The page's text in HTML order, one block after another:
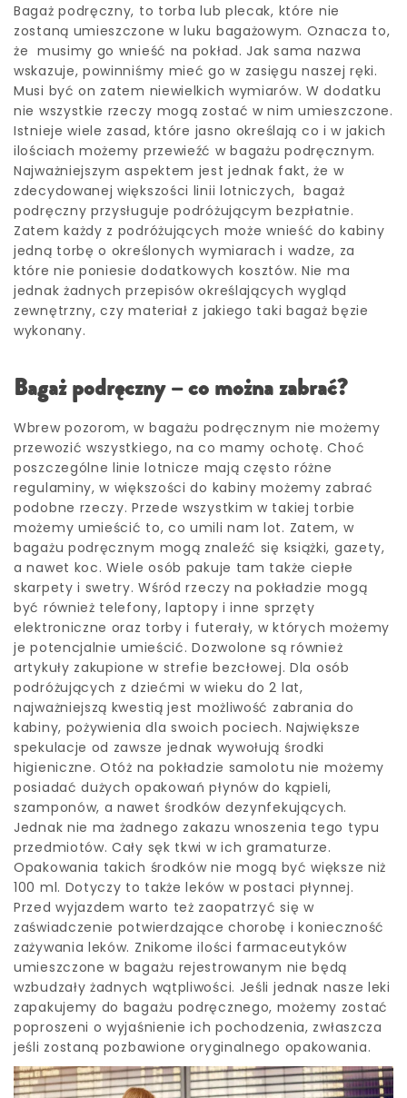
Bagaż podręczny, to torba lub plecak, które nie
zostaną umieszczone w luku bagażowym. Oznacza to,
że musimy go wnieść na pokład. Jak sama nazwa
wskazuje, powinniśmy mieć go w zasięgu naszej ręki.
Musi być on zatem niewielkich wymiarów. W dodatku
nie wszystkie rzeczy mogą zostać w nim umieszczone.
Istnieje wiele zasad, które jasno określają co i w jakich
ilościach możemy przewieźć w bagażu podręcznym.
Najważniejszym aspektem jest jednak fakt, że w
zdecydowanej większości linii lotniczych, bagaż
podręczny przysługuje podróżującym bezpłatnie.
Zatem każdy z podróżujących może wnieść do kabiny
jedną torbę o określonych wymiarach i wadze, za
które nie poniesie dodatkowych kosztów. Nie ma
jednak żadnych przepisów określających wygląd
zewnętrzny, czy materiał z jakiego taki bagaż bęzie
wykonany.
Bagaż podręczny – co można zabrać?
Wbrew pozorom, w bagażu podręcznym nie możemy
przewozić wszystkiego, na co mamy ochotę. Choć
poszczególne linie lotnicze mają często różne
regulaminy, w większości do kabiny możemy zabrać
podobne rzeczy. Przede wszystkim w takiej torbie
możemy umieścić to, co umili nam lot. Zatem, w
bagażu podręcznym mogą znaleźć się książki, gazety,
a nawet koc. Wiele osób pakuje tam także ciepłe
skarpety i swetry. Wśród rzeczy na pokładzie mogą
być również telefony, laptopy i inne sprzęty
elektroniczne oraz torby i futerały, w których możemy
je potencjalnie umieścić. Dozwolone są również
artykuły zakupione w strefie bezcłowej. Dla osób
podróżujących z dziećmi w wieku do 2 lat,
najważniejszą kwestią jest możliwość zabrania do
kabiny, pożywienia dla swoich pociech. Największe
spekulacje od zawsze jednak wywołują środki
higieniczne. Otóż na pokładzie samolotu nie możemy
posiadać dużych opakowań płynów do kąpieli,
szamponów, a nawet środków dezynfekujących.
Jednak nie ma żadnego zakazu wnoszenia tego typu
przedmiotów. Cały sęk tkwi w ich gramaturze.
Opakowania takich środków nie mogą być większe niż
100 ml. Dotyczy to także leków w postaci płynnej.
Przed wyjazdem warto też zaopatrzyć się w
zaświadczenie potwierdzające chorobę i konieczność
zażywania leków. Znikome ilości farmaceutyków
umieszczone w bagażu rejestrowanym nie będą
wzbudzały żadnych wątpliwości. Jeśli jednak nasze leki
zapakujemy do bagażu podręcznego, możemy zostać
poproszeni o wyjaśnienie ich pochodzenia, zwłaszcza
jeśli zostaną pozbawione oryginalnego opakowania.